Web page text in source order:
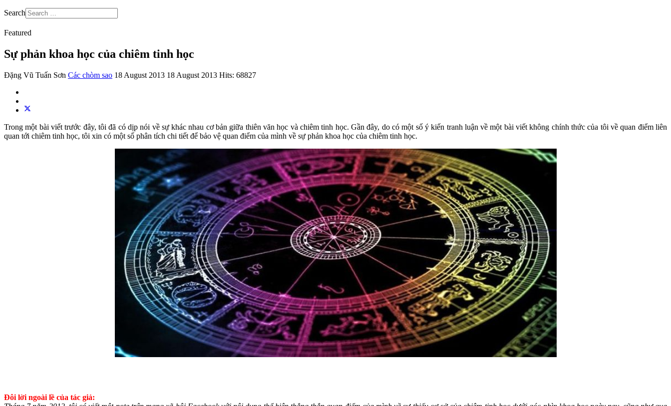
Search
Featured
Sự phản khoa học của chiêm tinh học
Đặng Vũ Tuấn Sơn Các chòm sao 18 August 2013 18 August 2013 Hits: 68827
Trong một bài viết trước đây, tôi đã có dịp nói về sự khác nhau cơ bản giữa thiên văn học và chiêm tinh học. Gần đây, do có một số ý kiến tranh luận về một bài viết không chính thức của tôi về quan điểm liên
quan tới chiêm tinh học, tôi xin có một số phân tích chi tiết để bảo vệ quan điểm của mình về sự phản khoa học của chiêm tinh học.
Đôi lời ngoài lề của tác giả: